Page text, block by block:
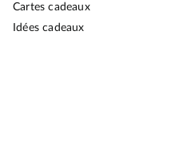
Cartes cadeaux
Idées cadeaux